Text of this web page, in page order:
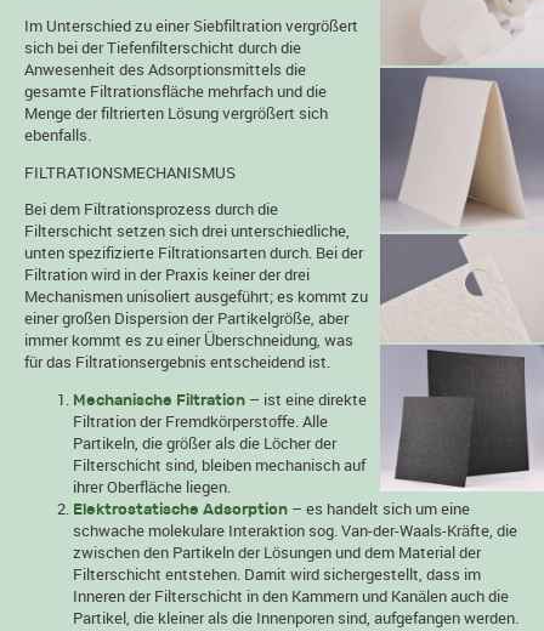
Im Unterschied zu einer Siebfiltration vergrößert
sich bei der Tiefenfilterschicht durch die
Anwesenheit des Adsorptionsmittels die
gesamte Filtrationsfläche mehrfach und die
Menge der filtrierten Lösung vergrößert sich
ebenfalls.
FILTRATIONSMECHANISMUS
Bei dem Filtrationsprozess durch die
Filterschicht setzen sich drei unterschiedliche,
unten spezifizierte Filtrationsarten durch. Bei der
Filtration wird in der Praxis keiner der drei
Mechanismen unisoliert ausgeführt; es kommt zu
einer großen Dispersion der Partikelgröße, aber
immer kommt es zu einer Überschneidung, was
für das Filtrationsergebnis entscheidend ist.
Mechanische Filtration – ist eine direkte
Filtration der Fremdkörperstoffe. Alle
Partikeln, die größer als die Löcher der
Filterschicht sind, bleiben mechanisch auf
ihrer Oberfläche liegen.
Elektrostatische Adsorption – es handelt sich um eine
schwache molekulare Interaktion sog. Van-der-Waals-Kräfte, die
zwischen den Partikeln der Lösungen und dem Material der
Filterschicht entstehen. Damit wird sichergestellt, dass im
Inneren der Filterschicht in den Kammern und Kanälen auch die
Partikel, die kleiner als die Innenporen sind, aufgefangen werden.